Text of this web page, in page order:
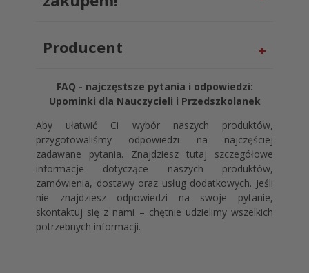
złotym uszkiem
estetyki vintage. Kubek z kokardą dla cioci
tworzy harmonijną całość, która ozdobi każdą
nowoczesną kuchnię.
Wygodne ucho zapewnia pewny chwyt, a wysokiej
jakości ceramika sprawia, że kubek długo utrzymuje
temperaturę napoju. To idealny towarzysz do
porannego cappuccino, kakao czy aromatycznej
herbaty. Wybierając ten produkt, stawiasz na design,
który łączy funkcjonalność z dekoracyjnym
charakterem.
Producent
FAQ - najczęstsze pytania i odpowiedzi:
Upominki dla Nauczycieli i Przedszkolanek
Aby ułatwić Ci wybór naszych produktów,
przygotowaliśmy odpowiedzi na najczęściej
zadawane pytania. Znajdziesz tutaj szczegółowe
informacje dotyczące naszych produktów,
zamówienia, dostawy oraz usług dodatkowych. Jeśli
nie znajdziesz odpowiedzi na swoje pytanie,
skontaktuj się z nami – chętnie udzielimy wszelkich
potrzebnych informacji.